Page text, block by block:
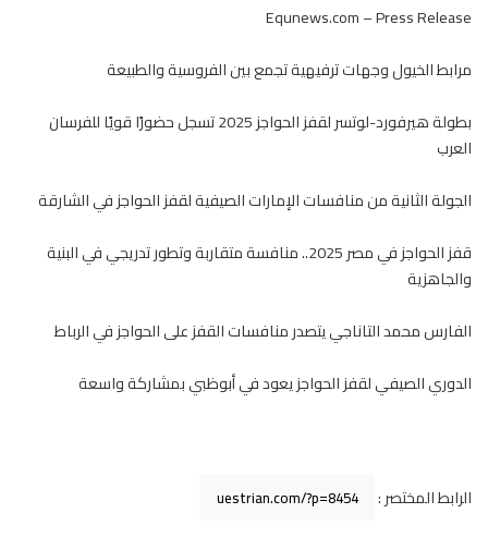
Equnews.com – Press Release
مرابط الخيول وجهات ترفيهية تجمع بين الفروسية والطبيعة
بطولة هيرفورد-لوتسر لقفز الحواجز 2025 تسجل حضورًا قويًا للفرسان
العرب
الجولة الثانية من منافسات الإمارات الصيفية لقفز الحواجز في الشارقة
قفز الحواجز في مصر 2025.. منافسة متقاربة وتطور تدريجي في البنية
والجاهزية
الفارس محمد التاناجي يتصدر منافسات القفز على الحواجز في الرباط
الدوري الصيفي لقفز الحواجز يعود في أبوظبي بمشاركة واسعة
الرابط المختصر :